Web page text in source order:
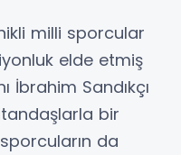
milli sporcular
elde etmiş
İbrahim Sandıkçı
bir
da